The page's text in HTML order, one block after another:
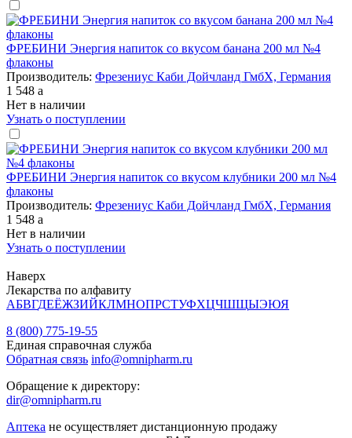
ФРЕБИНИ Энергия напиток со вкусом банана 200 мл №4
флаконы
Производитель: Фрезениус Каби Дойчланд ГмбХ, Германия
1 548 a
Нет в наличии
Узнать о поступлении
ФРЕБИНИ Энергия напиток со вкусом клубники 200 мл №4
флаконы
Производитель: Фрезениус Каби Дойчланд ГмбХ, Германия
1 548 a
Нет в наличии
Узнать о поступлении
Наверх
Лекарства по алфавиту
АБВГДЕЁЖЗИЙКЛМНОПРСТУФХЦЧШЩЫЭЮЯ
8 (800) 775-19-55
Единая справочная служба
Обратная связь info@omnipharm.ru
Обращение к директору:
dir@omnipharm.ru
Аптека не осуществляет дистанционную продажу